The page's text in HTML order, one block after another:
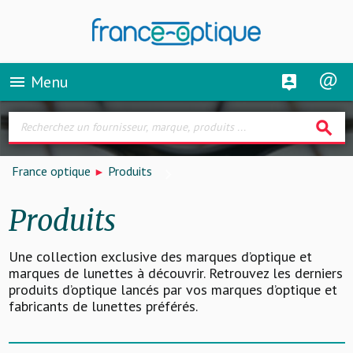
menu Menu
search
France optique Produits
Produits
Une collection exclusive des marques d’optique et
marques de lunettes à découvrir. Retrouvez les derniers
produits d’optique lancés par vos marques d’optique et
fabricants de lunettes préférés.